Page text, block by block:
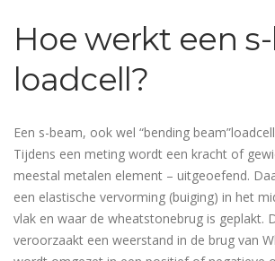
Hoe werkt een
loadcell?
Een s-beam, ook wel “bending
Tijdens een meting wordt een kracht of
meestal metalen element – uitgeoefend.
een elastische vervorming (buiging) in het
vlak en waar de wheatstonebrug is geplakt.
veroorzaakt een weerstand in de brug van